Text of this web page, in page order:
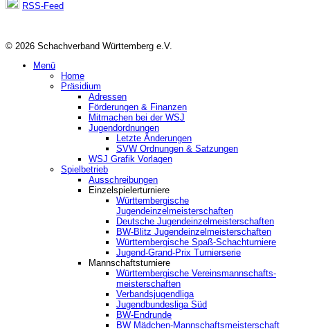
RSS-Feed
© 2026 Schachverband Württemberg e.V.
Menü
Home
Präsidium
Adressen
Förderungen & Finanzen
Mitmachen bei der WSJ
Jugendordnungen
Letzte Änderungen
SVW Ordnungen & Satzungen
WSJ Grafik Vorlagen
Spielbetrieb
Ausschreibungen
Einzelspielerturniere
Württembergische
Jugendeinzelmeisterschaften
Deutsche Jugendeinzelmeisterschaften
BW-Blitz Jugendeinzelmeisterschaften
Württembergische Spaß-Schachturniere
Jugend-Grand-Prix Turnierserie
Mannschaftsturniere
Württembergische Vereinsmannschafts-
meisterschaften
Verbandsjugendliga
Jugendbundesliga Süd
BW-Endrunde
BW Mädchen-Mannschaftsmeisterschaft